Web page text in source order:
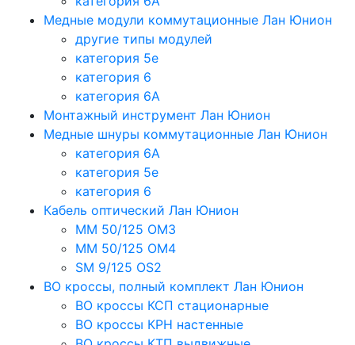
Медные модули коммутационные Лан Юнион
другие типы модулей
категория 5е
категория 6
категория 6A
Монтажный инструмент Лан Юнион
Медные шнуры коммутационные Лан Юнион
категория 6A
категория 5e
категория 6
Кабель оптический Лан Юнион
MM 50/125 OM3
MM 50/125 OM4
SM 9/125 OS2
ВО кроссы, полный комплект Лан Юнион
ВО кроссы КСП стационарные
ВО кроссы КРН настенные